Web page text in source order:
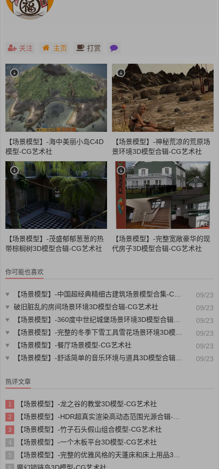
关注 主页 打赏
【场景模型】-海中美丽小岛C4D
模型-CG艺术社
【场景模型】-神秘荒凉的荒原场
景环境3D模型合辑-CG艺术社
【场景模型】-茂盛郁郁葱葱的热
带棕榈树3D模型合辑-CG艺术社
【场景模型】-完整宽敞豪华的现
代房子3D模型合辑-CG艺术社
你可能也喜欢
♥ 【场景模型】-中国超经典精细古建筑场景模型合集-CG艺术社
09/23
♥ 破旧脏乱的房间场景环境3D模型合辑-CG艺术社
09/23
♥
【场景模型】-360度中世纪城堡场景环境3D模型合辑-CG艺术社
09/23
♥
【场景模型】-完整的冬季下雪工具雪花场景环境3D模型合辑-CG艺术社
09/23
♥
【场景模型】-餐厅场景模型-CG艺术社
09/23
♥
【场景模型】-舒适简单的音乐环境与道具3D模型合辑-CG艺术社 09/23
热评文章
1 【场景模型】-龙之谷的教堂3D模型-CG艺术社
2 【场景模型】-HDR超真实渲染高动态范围光源合辑-CG艺术社
3 【场景模型】-竹子石头假山组合模型-CG艺术社
4 【场景模型】-一个木板平台3D模型-CG艺术社
5 【场景模型】-完整的优雅风格的天蓬床和床上用品3D模型合辑-CG艺术社